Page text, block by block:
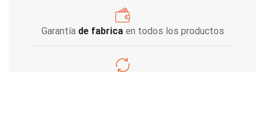
Garantía de fabricaen todos los productos